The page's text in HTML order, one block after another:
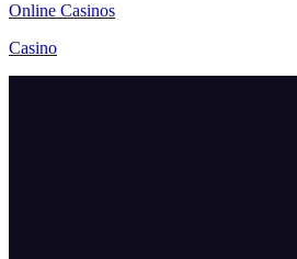
Online Casinos
Casino